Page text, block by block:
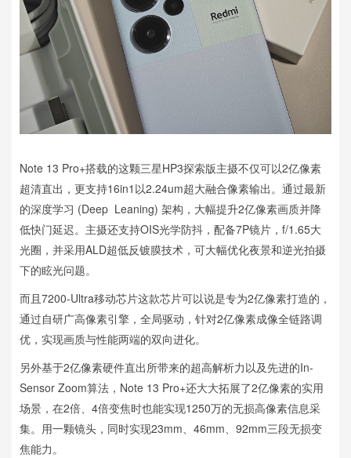
Note 13 Pro+搭载的这颗三星HP3探索版主摄不仅可以2亿像素
超清直出，更支持16in1以2.24um超大融合像素输出。通过最新
的深度学习 (Deep Leaning) 架构，大幅提升2亿像素画质并降
低快门延迟。主摄还支持OIS光学防抖，配备7P镜片，f/1.65大
光圈，并采用ALD超低反镀膜技术，可大幅优化夜景和逆光拍摄
下的眩光问题。
而且7200-Ultra移动芯片这款芯片可以说是专为2亿像素打造的，
通过自研广高像素引擎，全局驱动，针对2亿像素成像全链路调
优，实现画质与性能两端的双向进化。
另外基于2亿像素硬件直出所带来的超高解析力以及先进的In-
Sensor Zoom算法，Note 13 Pro+还大大拓展了2亿像素的实用
场景，在2倍、4倍变焦时也能实现1250万的无损高像素信息采
集。用一颗镜头，同时实现23mm、46mm、92mm三段无损变
焦能力。